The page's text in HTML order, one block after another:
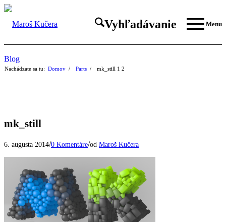
Vyhľadávanie Menu
Blog
Nachádzate sa tu: Domov 1
/ Parts 2
/ mk_still
mk_still
6. augusta 2014/0 Komentáre/od Maroš Kučera